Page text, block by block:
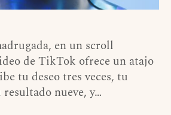
en un scroll
de TikTok ofrece un atajo
tu deseo tres veces, tu
nueve, y…